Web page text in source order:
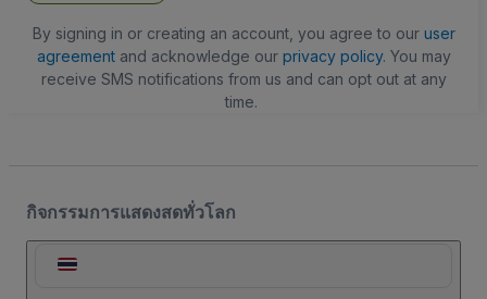
By signing in or creating an account, you agree to our user
agreementand acknowledge our privacy policy. You may
receive SMS notifications from us and can opt out at any
time.
กิจกรรมการแสดงสดทั่วโลก